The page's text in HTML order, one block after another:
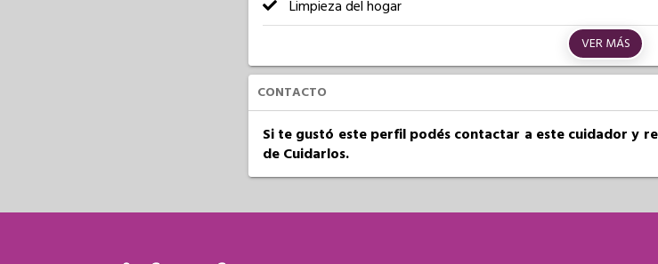
Limpieza del hogar
VER MÁS
CONTACTO
Si te gustó este perfil podés contactar a este cuidador y
de Cuidarlos.